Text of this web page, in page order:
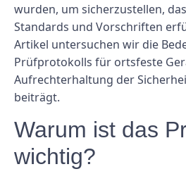
wurden, um sicherzustellen,
Standards und Vorschriften
Artikel untersuchen wir die
Prüfprotokolls für ortsfeste
Aufrechterhaltung der
beiträgt.
Warum ist das
wichtig?